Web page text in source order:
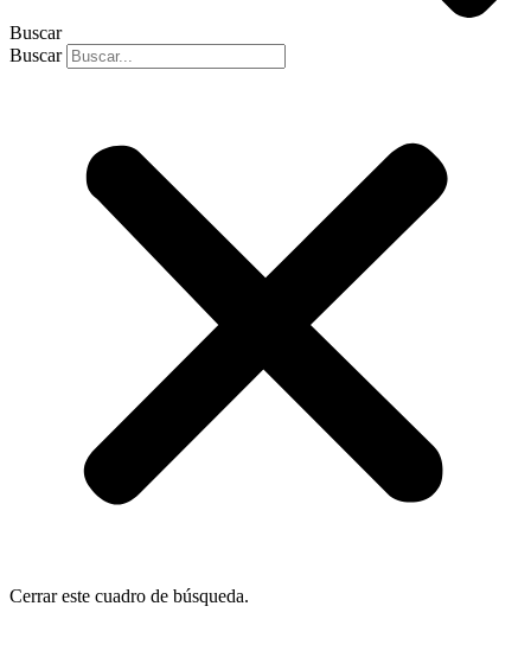
Buscar
Buscar
Cerrar este cuadro de búsqueda.